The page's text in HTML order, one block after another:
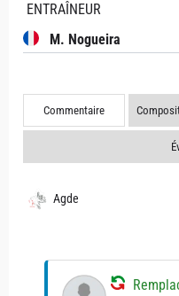
ENTRAÎNEUR
M. Nogueira
Commentaire
Agde